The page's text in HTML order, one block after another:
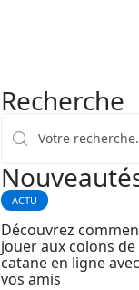
Recherche
ACTU
Découvrez
jouer aux colons de
catane en ligne avec
vos amis